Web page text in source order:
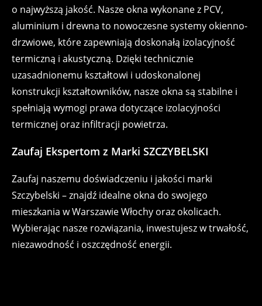
o najwyższą jakość. Nasze okna wykonane z PCV,
aluminium i drewna to nowoczesne systemy okienno-
drzwiowe, które zapewniają doskonałą izolacyjność
termiczną i akustyczną. Dzięki technicznie
uzasadnionemu kształtowi i udoskonalonej
konstrukcji kształtowników, nasze okna są stabilne i
spełniają wymogi prawa dotyczące izolacyjności
termicznej oraz infiltracji powietrza.
Zaufaj Ekspertom z Marki SZCZYBELSKI
Zaufaj naszemu doświadczeniu i jakości marki
Szczybelski – znajdź idealne okna do swojego
mieszkania w Warszawie Włochy oraz okolicach.
Wybierając nasze rozwiązania, inwestujesz w trwałość,
niezawodność i oszczędność energii.